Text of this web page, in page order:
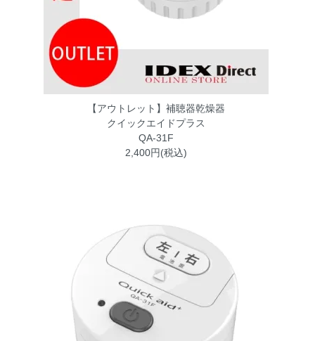
【アウトレット】補聴器乾燥器
クイックエイドプラス
QA-31F
2,400円(税込)